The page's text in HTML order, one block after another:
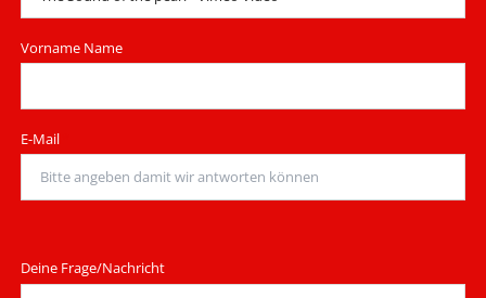
Vorname Name
Pflichtfeld
E-Mail
Deine Frage/Nachricht